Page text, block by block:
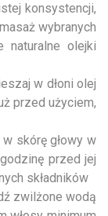
konsystencji,
wybranych
naturalne olejki
w dłoni olej
przed użyciem,
skórę głowy w
przed jej
składników
zwilżone wodą